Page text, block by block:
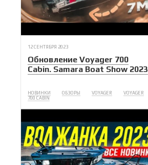
12 СЕНТЯБРЯ 2023
Обновление Voyager 700
Cabin. Samara Boat Show 2023
НОВИНКИ ОБЗОРЫ VOYAGER
VOYAGER
700 CABIN